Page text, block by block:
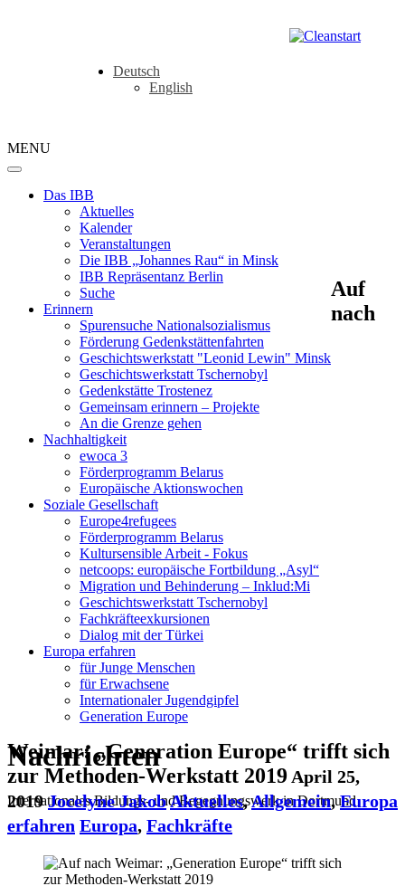
Deutsch
English
MENU
Das IBB
Aktuelles
Kalender
Veranstaltungen
Die IBB „Johannes Rau“ in Minsk
IBB Repräsentanz Berlin
Suche
Erinnern
Spurensuche Nationalsozialismus
Förderung Gedenkstättenfahrten
Geschichtswerkstatt "Leonid Lewin" Minsk
Geschichtswerkstatt Tschernobyl
Gedenkstätte Trostenez
Gemeinsam erinnern – Projekte
An die Grenze gehen
Nachhaltigkeit
ewoca 3
Förderprogramm Belarus
Europäische Aktionswochen
Soziale Gesellschaft
Europe4refugees
Förderprogramm Belarus
Kultursensible Arbeit - Fokus
netcoops: europäische Fortbildung „Asyl“
Migration und Behinderung – Inklud:Mi
Geschichtswerkstatt Tschernobyl
Fachkräfteexkursionen
Dialog mit der Türkei
Europa erfahren
für Junge Menschen
für Erwachsene
Internationaler Jugendgipfel
Generation Europe
Nachrichten
Internationales Bildungs- und Begegnungswerk in Dortmund
Auf
nach
Weimar: „Generation Europe“ trifft sich
zur Methoden-Werkstatt 2019April 25,
2019 Jocelyne JakobAktuelles,Allgemein,Europa
erfahren Europa, Fachkräfte